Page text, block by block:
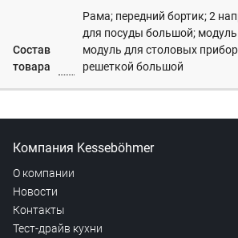
Состав
товара
Рама; передний бортик; 2
для посуды большой;
модуль для столовых
решеткой большой
Компания Kesseböhmer
О компании
Новости
Контакты
Тест-драйв кухни